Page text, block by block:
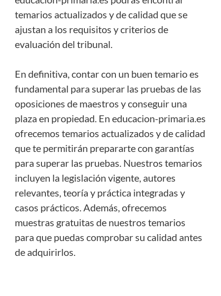
temarios actualizados y de calidad que se
ajustan a los requisitos y criterios de
evaluación del tribunal.
En definitiva, contar con un buen temario es
fundamental para superar las pruebas de las
oposiciones de maestros y conseguir una
plaza en propiedad. En educacion-primaria.es
ofrecemos temarios actualizados y de calidad
que te permitirán prepararte con garantías
para superar las pruebas. Nuestros temarios
incluyen la legislación vigente, autores
relevantes, teoría y práctica integradas y
casos prácticos. Además, ofrecemos
muestras gratuitas de nuestros temarios
para que puedas comprobar su calidad antes
de adquirirlos.